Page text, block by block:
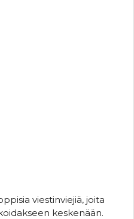
viestinviejiä, joita
keskenään.